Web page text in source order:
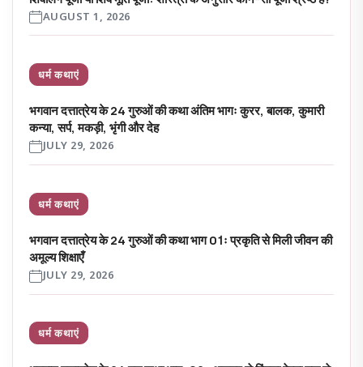
AUGUST 1, 2026
धर्म कथाएं
भगवान दत्तात्रेय के 24 गुरुओं की कथा अंतिम भागः कुरर, बालक, कुमारी
कन्या, सर्प, मकड़ी, भृंगी और देह
JULY 29, 2026
धर्म कथाएं
भगवान दत्तात्रेय के 24 गुरुओं की कथा भाग 01ः प्रकृति से मिली जीवन की
अमूल्य शिक्षाएँ
JULY 29, 2026
धर्म कथाएं